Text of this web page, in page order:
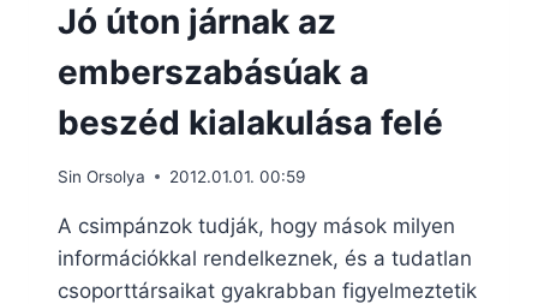
Jó úton járnak az
emberszabásúak a
beszéd kialakulása felé
Sin Orsolya 2012.01.01. 00:59
A csimpánzok tudják, hogy mások milyen
információkkal rendelkeznek, és a tudatlan
csoporttársaikat gyakrabban figyelmeztetik